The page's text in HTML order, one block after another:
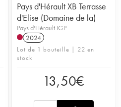
Pays d'Hérault XB Terrasse
d'Elise (Domaine de la)
Pays d'Hérault IGP
2024
Lot de 1 bouteille | 22 en
stock
13,50€